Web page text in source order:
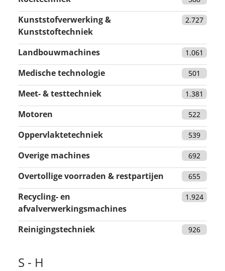
Kunststofverwerking &
Kunststoftechniek
2.727
Landbouwmachines 1.061
Medische technologie 501
Meet- & testtechniek 1.381
Motoren 522
Oppervlaktetechniek 539
Overige machines 692
Overtollige voorraden & restpartijen 655
Recycling- en
afvalverwerkingsmachines
1.924
Reinigingstechniek 926
S - H